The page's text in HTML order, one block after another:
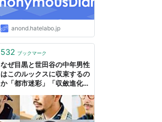
anond.hatelabo.jp
532 ブックマーク
なぜ目黒と世田谷の中年男性
はこのルックスに収束するの
か「都市迷彩」「収斂進化」